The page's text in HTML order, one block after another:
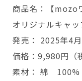
商品名：【mozo
オリジナルキャッ
発売： 2025年4月
価格：9,980円（
素材： 綿